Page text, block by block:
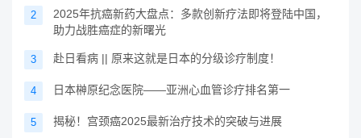
2
2025年抗癌新药大盘点：多款创新疗法即将登陆中国，
助力战胜癌症的新曙光
3 赴日看病 || 原来这就是日本的分级诊疗制度！
4 日本榊原纪念医院——亚洲心血管诊疗排名第一
5 揭秘！宫颈癌2025最新治疗技术的突破与进展